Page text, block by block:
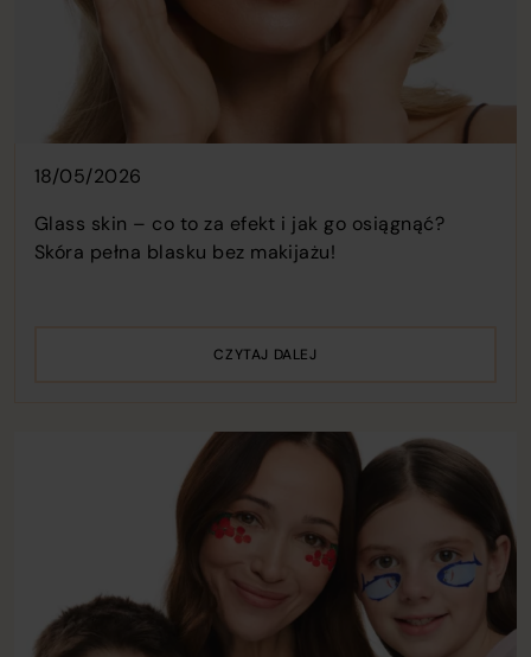
18/05/2026
Glass skin – co to za efekt i jak go osiągnąć?
Skóra pełna blasku bez makijażu!
CZYTAJ DALEJ